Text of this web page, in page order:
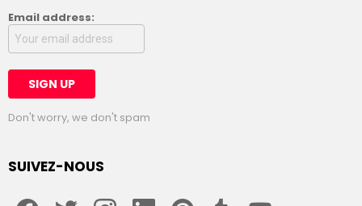
Email address:
Don't worry, we don't spam
SUIVEZ-NOUS